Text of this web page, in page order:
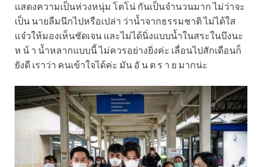
แสดงความเป็นห่วงหนุ่ม โตโน่ กันเป็นจำนวนมาก ไม่ว่าจะ
เป็น นายลืมนึกไปหรือเปล่า ว่าน้ำจากธรรมชาติ ไม่ได้ใส
แจ๋วให้มองเห็นชัดเจน และไม่ได้นิ่งแบบน้ำในสระในบึงนะ
ห น้ า น้ำหลากแบบนี้ ไม่ควรอย่างยิ่งค่ะ เลื่อนไปสักเดือนก็
ยังดี เราว่า คนเข้าใจได้ค่ะ มัน อั น ต ร า ย มากน่ะ